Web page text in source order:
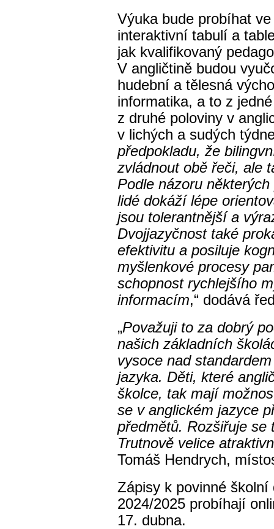
Výuka bude probíhat
interaktivní tabulí a
jak kvalifikovaný
V angličtině budou
hudební a tělesná
informatika, a to z
z druhé poloviny v
v lichých a sudých
předpokladu, že
zvládnout obě řeči, ale
Podle názoru
lidé dokáží lépe
jsou tolerantnější a
Dvojjazyčnost také
efektivitu a posiluje
myšlenkové procesy
schopnost rychlejšího
informacím,“ dodává
„Považuji to za dobrý
našich základních
vysoce nad
jazyka. Děti, které
školce, tak mají
se v anglickém jazyce
předmětů. Rozšiřuje
Trutnově velice
Tomáš Hendrych,
Zápisy k povinné
2024/2025 probíhají
17. dubna.